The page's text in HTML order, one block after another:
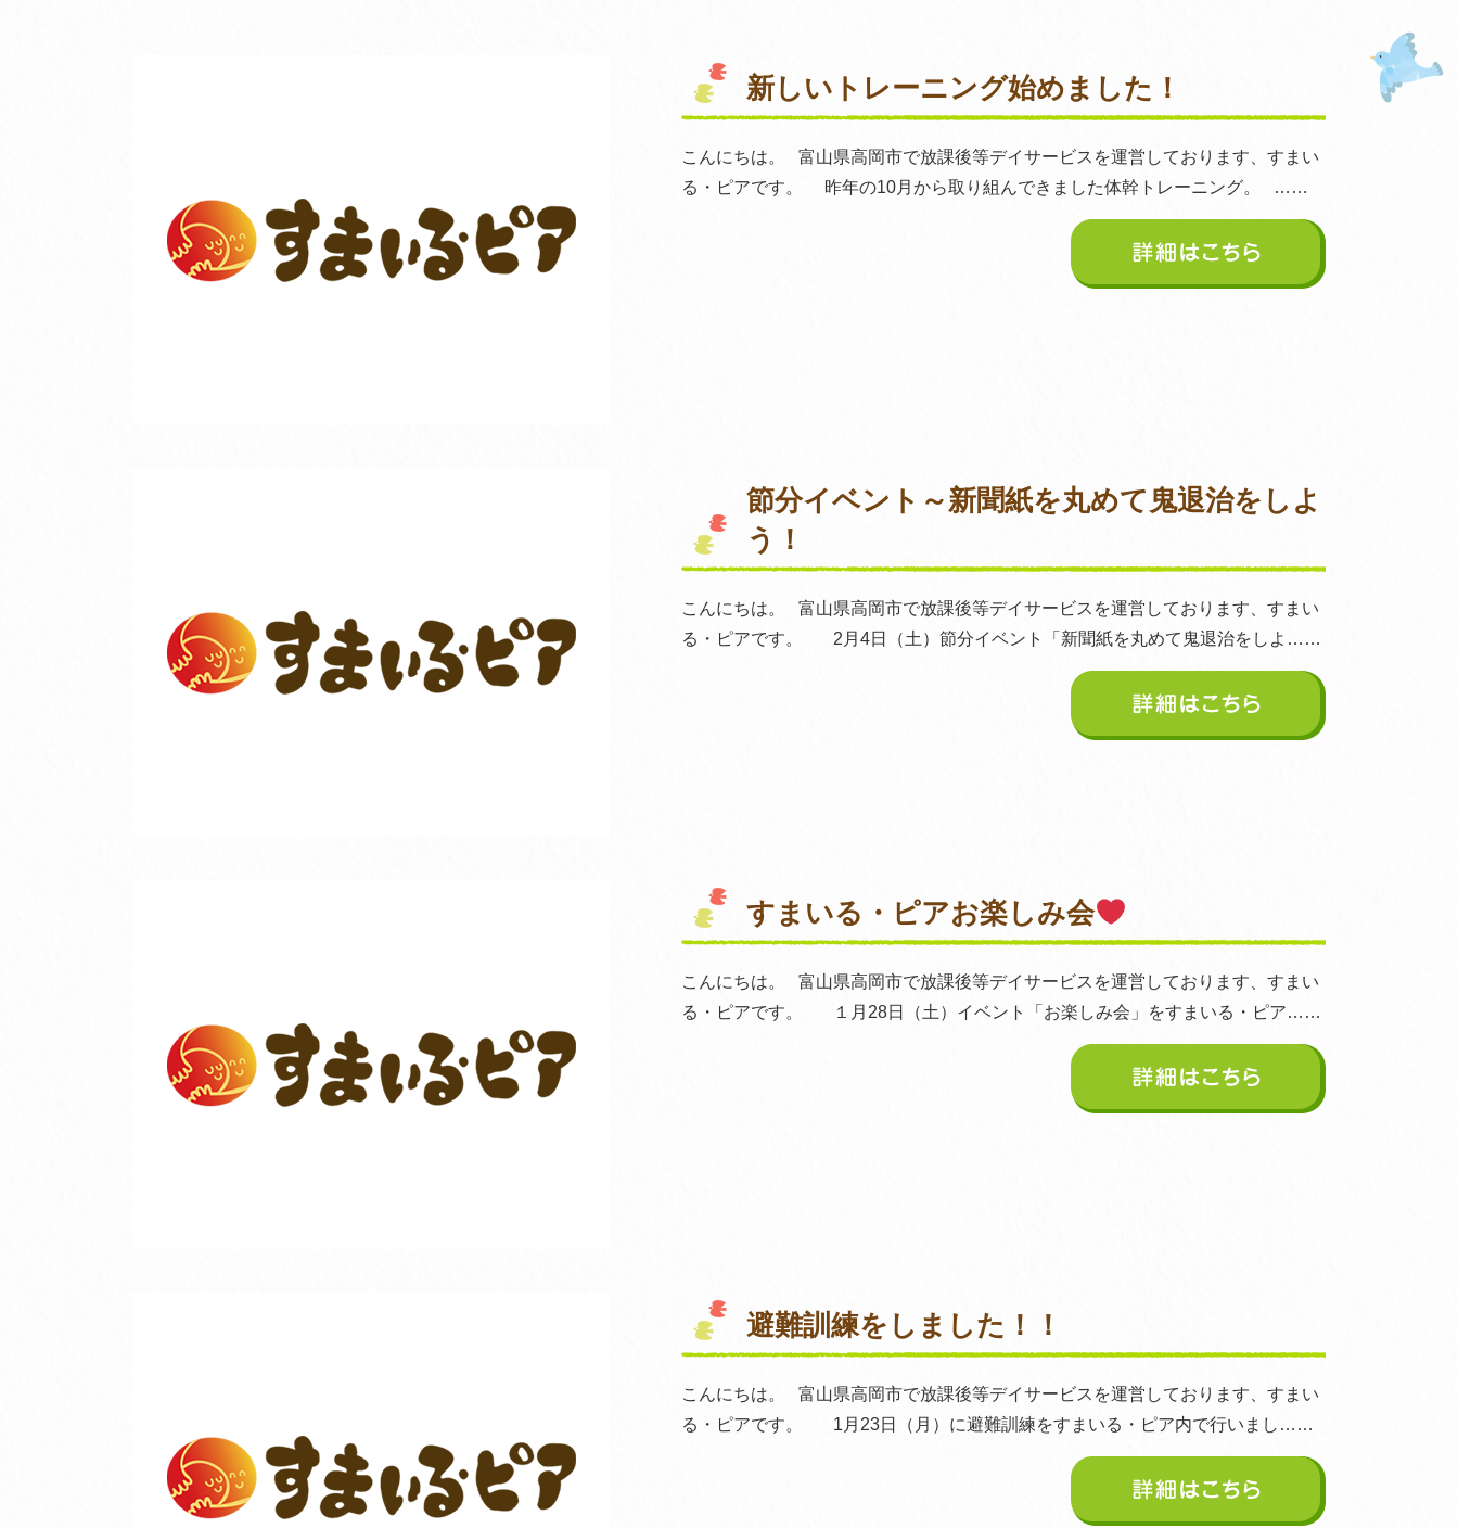
新しいトレーニング始めました！
こんにちは。 富山県高岡市で放課後等デイサービスを運営しております、すまい
る・ピアです。 昨年の10月から取り組んできました体幹トレーニング。 ……
節分イベント～新聞紙を丸めて鬼退治をしよ
う！
こんにちは。 富山県高岡市で放課後等デイサービスを運営しております、すまい
る・ピアです。 2月4日（土）節分イベント「新聞紙を丸めて鬼退治をしよ……
すまいる・ピアお楽しみ会
こんにちは。 富山県高岡市で放課後等デイサービスを運営しております、すまい
る・ピアです。 １月28日（土）イベント「お楽しみ会」をすまいる・ピア……
避難訓練をしました！！
こんにちは。 富山県高岡市で放課後等デイサービスを運営しております、すまい
る・ピアです。 1月23日（月）に避難訓練をすまいる・ピア内で行いまし……